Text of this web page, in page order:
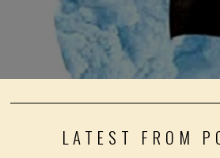
LATEST FROM